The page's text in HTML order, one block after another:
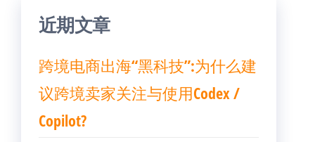
近期文章
跨境电商出海“黑科技”:为什么建
议跨境卖家关注与使用Codex /
Copilot?